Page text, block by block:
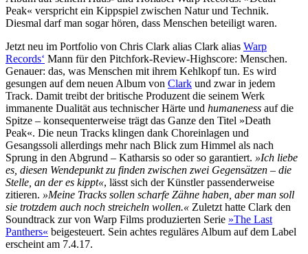
Peak« verspricht ein Kippspiel zwischen Natur und Technik.
Diesmal darf man sogar hören, dass Menschen beteiligt waren.
Jetzt neu im Portfolio von Chris Clark alias Clark alias Warp
Records‘ Mann für den Pitchfork-Review-Highscore: Menschen.
Genauer: das, was Menschen mit ihrem Kehlkopf tun. Es wird
gesungen auf dem neuen Album von Clark und zwar in jedem
Track. Damit treibt der britische Produzent die seinem Werk
immanente Dualität aus technischer Härte und humaneness auf die
Spitze – konsequenterweise trägt das Ganze den Titel »Death
Peak«. Die neun Tracks klingen dank Choreinlagen und
Gesangssoli allerdings mehr nach Blick zum Himmel als nach
Sprung in den Abgrund – Katharsis so oder so garantiert. »Ich liebe
es, diesen Wendepunkt zu finden zwischen zwei Gegensätzen – die
Stelle, an der es kippt«, lässt sich der Künstler passenderweise
zitieren. »Meine Tracks sollen scharfe Zähne haben, aber man soll
sie trotzdem auch noch streicheln wollen.« Zuletzt hatte Clark den
Soundtrack zur von Warp Films produzierten Serie »The Last
Panthers« beigesteuert. Sein achtes reguläres Album auf dem Label
erscheint am 7.4.17.